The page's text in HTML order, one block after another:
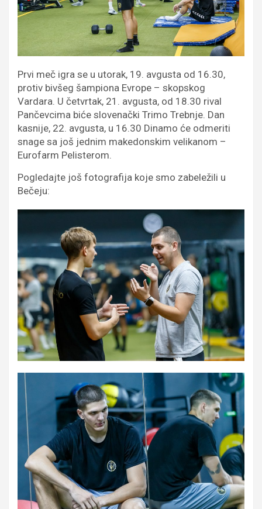
Prvi meč igra se u utorak, 19. avgusta od 16.30,
protiv bivšeg šampiona Evrope – skopskog
Vardara. U četvrtak, 21. avgusta, od 18.30 rival
Pančevcima biće slovenački Trimo Trebnje. Dan
kasnije, 22. avgusta, u 16.30 Dinamo će odmeriti
snage sa još jednim makedonskim velikanom –
Eurofarm Pelisterom.
Pogledajte još fotografija koje smo zabeležili u
Bečeju: